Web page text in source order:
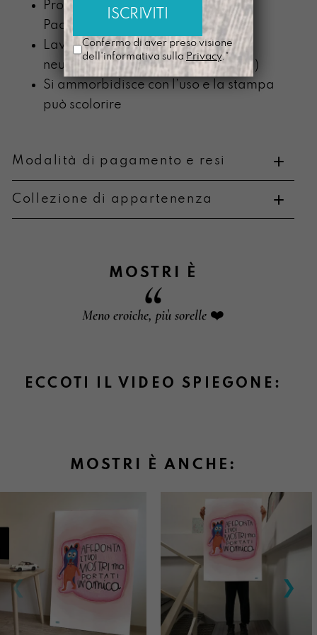
Prodotta nel nostro laboratorio di
Padova
Lavabile a mano con detergente
neutro (senza componente alcolica)
Si ammorbidisce con l’uso e la stampa
può scolorire
Modalità di pagamento e resi
Informazioni su cambi e resi
Collezione di appartenenza
Le parole creano un suono e vibreranno
sulle nostre corde.
MOSTRI È
Meno eroiche, più sorelle ❤️
ECCOTI IL VIDEO SPIEGONE:
MOSTRI È ANCHE:
Confermo di aver preso visione
dell'informativa sulla Privacy.*